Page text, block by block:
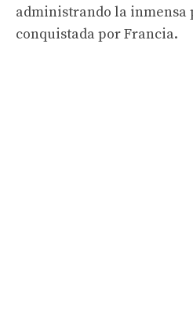
administrando la inmensa
conquistada por Francia.